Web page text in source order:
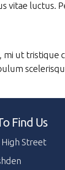
vitae luctus.
mi ut tristique
Find Us
Street